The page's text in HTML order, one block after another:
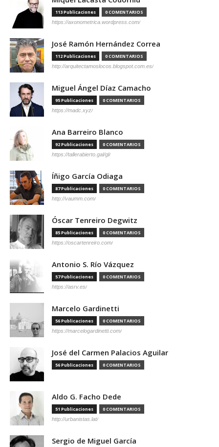
113 Publicaciones 0 COMENTARIOS
https://axonometrica.wordpress.com/
José Ramón Hernández Correa
112 Publicaciones 0 COMENTARIOS
http://arquitectamoslocos.blogspot.com.es/
Miguel Ángel Díaz Camacho
95 Publicaciones 0 COMENTARIOS
https://madc.xyz/
Ana Barreiro Blanco
92 Publicaciones 0 COMENTARIOS
https://tallerabierto.gal/gl/
Íñigo García Odiaga
87 Publicaciones 0 COMENTARIOS
http://vaumm.com/
Óscar Tenreiro Degwitz
85 Publicaciones 0 COMENTARIOS
https://oscartenreiro.com/
Antonio S. Río Vázquez
57 Publicaciones 0 COMENTARIOS
https://asrv.es/
Marcelo Gardinetti
56 Publicaciones 0 COMENTARIOS
https://marcelogardinetti.com/
José del Carmen Palacios Aguilar
56 Publicaciones 0 COMENTARIOS
Aldo G. Facho Dede
51 Publicaciones 0 COMENTARIOS
http://urbanistas.lat/
Sergio de Miguel García